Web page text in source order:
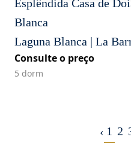
Esplêndida Casa de
Blanca
Laguna Blanca | La
Consulte o preço
5 dorm
‹ 1 2